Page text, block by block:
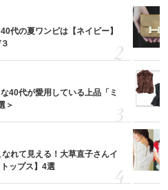
代の夏ワンピは【ネイビー】
40代が愛用している上品「ミ
＞
れて見える！大草直子さんイ
ップス】4選